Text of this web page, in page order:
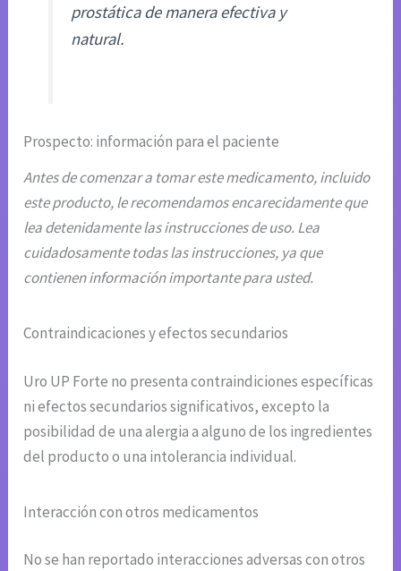
prostática de manera efectiva y
natural.
Prospecto: información para el paciente
Antes de comenzar a tomar este medicamento, incluido
este producto, le recomendamos encarecidamente que
lea detenidamente las instrucciones de uso. Lea
cuidadosamente todas las instrucciones, ya que
contienen información importante para usted.
Contraindicaciones y efectos secundarios
Uro UP Forte no presenta contraindiciones específicas
ni efectos secundarios significativos, excepto la
posibilidad de una alergia a alguno de los ingredientes
del producto o una intolerancia individual.
Interacción con otros medicamentos
No se han reportado interacciones adversas con otros